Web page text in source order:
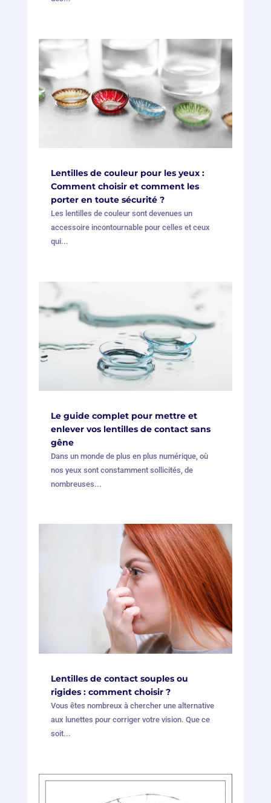
Lentilles de couleur pour les yeux :
Comment choisir et comment les
porter en toute sécurité ?
Les lentilles de couleur sont devenues un
accessoire incontournable pour celles et ceux
qui...
Le guide complet pour mettre et
enlever vos lentilles de contact sans
gêne
Dans un monde de plus en plus numérique, où
nos yeux sont constamment sollicités, de
nombreuses...
Lentilles de contact souples ou
rigides : comment choisir ?
Vous êtes nombreux à chercher une alternative
aux lunettes pour corriger votre vision. Que ce
soit...